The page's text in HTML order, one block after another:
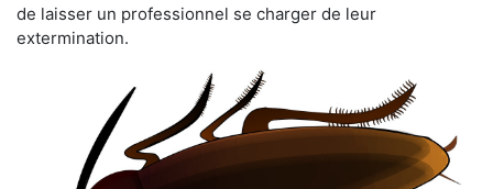
de laisser un professionnel se charger de leur
extermination.